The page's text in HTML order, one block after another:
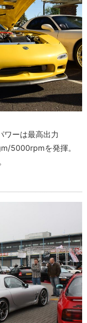
ワーは最高出力
5000rpmを発揮。